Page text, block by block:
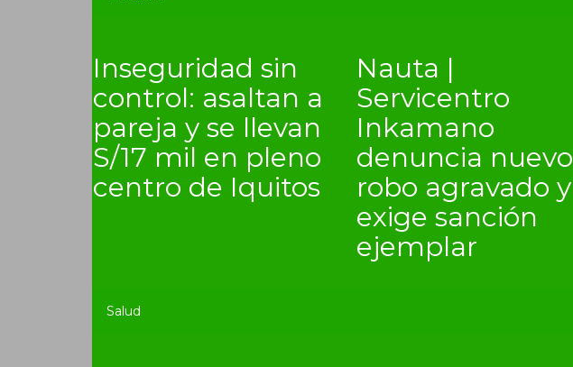
Inseguridad sin
control: asaltan a
pareja y se llevan
S/17 mil en pleno
centro de Iquitos
Nauta |
Servicentro
Inkamano
denuncia nuevo
robo agravado y
exige sanción
ejemplar
Salud